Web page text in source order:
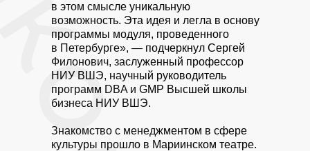
в этом смысле уникальную
возможность. Эта идея и легла в основу
программы модуля, проведенного
в Петербурге», — подчеркнул Сергей
Филонович, заслуженный профессор
НИУ ВШЭ, научный руководитель
программ DBA и GMP Высшей школы
бизнеса НИУ ВШЭ.
Знакомство с менеджментом в сфере
культуры прошло в Мариинском театре.